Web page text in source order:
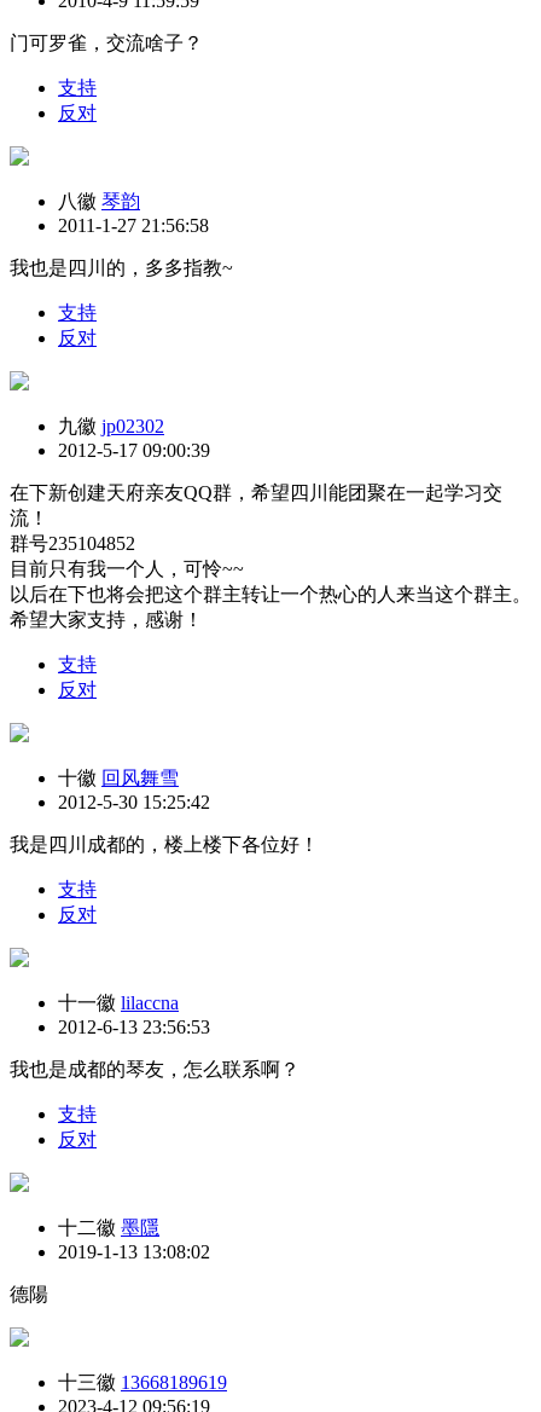
门可罗雀，交流啥子？
支持
反对
八徽 琴韵
2011-1-27 21:56:58
我也是四川的，多多指教~
支持
反对
九徽 jp02302
2012-5-17 09:00:39
在下新创建天府亲友QQ群，希望四川能团聚在一起学习交
流！
群号235104852
目前只有我一个人，可怜~~
以后在下也将会把这个群主转让一个热心的人来当这个群主。
希望大家支持，感谢！
支持
反对
十徽 回风舞雪
2012-5-30 15:25:42
我是四川成都的，楼上楼下各位好！
支持
反对
十一徽 lilaccna
2012-6-13 23:56:53
我也是成都的琴友，怎么联系啊？
支持
反对
十二徽 墨隱
2019-1-13 13:08:02
德陽
十三徽 13668189619
2023-4-12 09:56:19